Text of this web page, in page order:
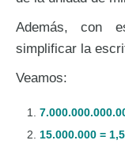
Además, con
simplificar la
Veamos:
15.000.000 =